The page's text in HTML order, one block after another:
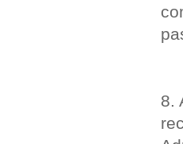
8.